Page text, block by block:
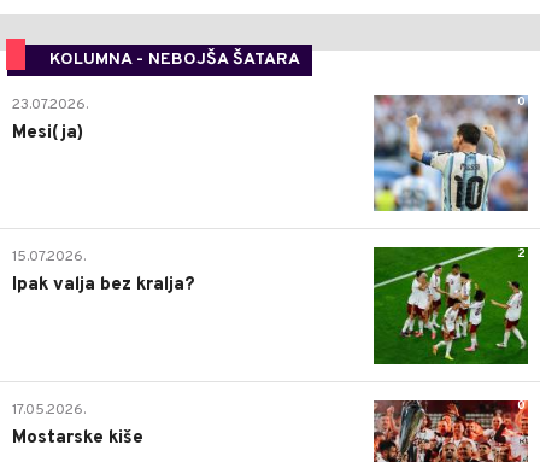
KOLUMNA - NEBOJŠA ŠATARA
0
23.07.2026.
Mesi(ja)
2
15.07.2026.
Ipak valja bez kralja?
0
17.05.2026.
Mostarske kiše